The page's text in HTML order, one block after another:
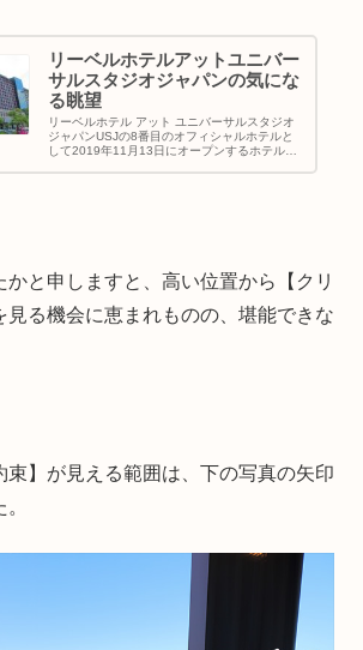
リーベルホテルアットユニバー
サルスタジオジャパンの気にな
る眺望
リーベルホテル アット ユニバーサルスタジオ
ジャパンUSJの8番目のオフィシャルホテルと
して2019年11月13日にオープンするホテルの
かと申しますと、高い位置から【クリ
見る機会に恵まれものの、堪能できな
束】が見える範囲は、下の写真の矢印